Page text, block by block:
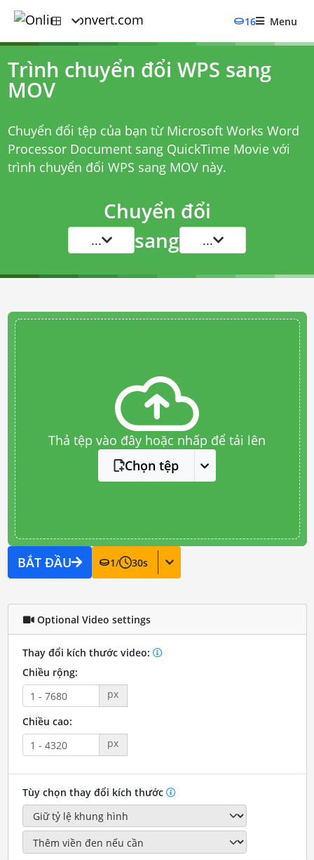
16 Menu
Trình chuyển đổi WPS sang
MOV
Chuyển đổi tệp của bạn từ Microsoft Works Word
Processor Document sang QuickTime Movie với
trình chuyển đổi WPS sang MOVnày.
Chuyển đổi
... sang ...
Thả tệp vào đây hoặc nhấp để tải lên
Chọn tệp
BẮT ĐẦU 1/ 30s
Optional Video settings
Thay đổi kích thước video:
Chiều rộng:
px
Chiều cao:
px
Tùy chọn thay đổi kích thước